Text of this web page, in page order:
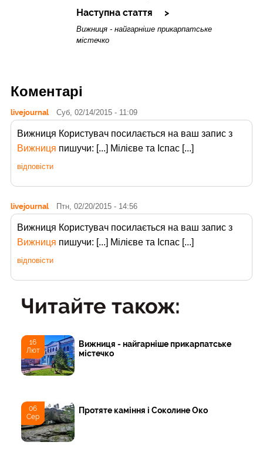
Наступна стаття
Вижниця - найгарніше прикарпатське
містечко
Коментарі
livejournal Суб, 02/14/2015 - 11:09
Вижниця Користувач посилається на ваш запис з
Вижниця пишучи: [...] Мілієве та Іспас [...]
відповісти
livejournal Птн, 02/20/2015 - 14:56
Вижниця Користувач посилається на ваш запис з
Вижниця пишучи: [...] Мілієве та Іспас [...]
відповісти
Читайте також:
16
Лют
Вижниця - найгарніше прикарпатське
містечко
06
Сер
Протяте каміння і Соколине Око